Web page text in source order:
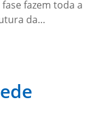
fazem toda a
da…